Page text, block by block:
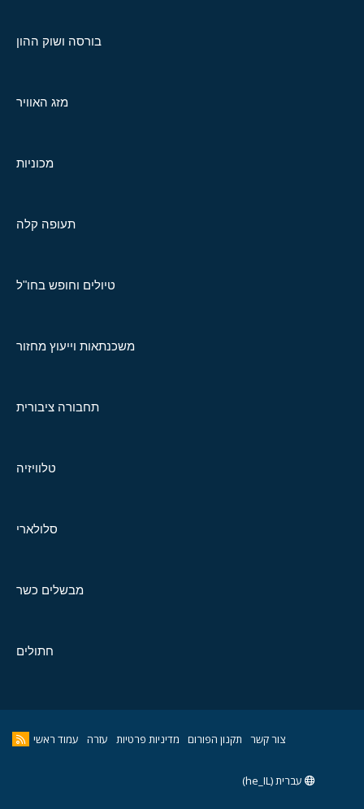
בורסה ושוק ההון
מזג האוויר
מכוניות
תעופה קלה
טיולים וחופש בחו"ל
משכנתאות וייעוץ מחזור
תחבורה ציבורית
טלוויזיה
סלולארי
מבשלים כשר
חתולים
צור קשר תקנון הפורום מדיניות פרטיות עזרה עמוד ראשי
עברית (he_IL)